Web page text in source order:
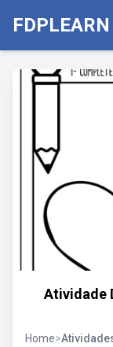
FDPLEARN
Atividade
Home>